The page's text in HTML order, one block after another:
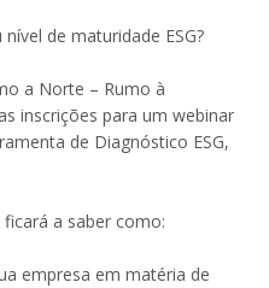
de maturidade ESG?
a Norte – Rumo à
inscrições para um webinar
de Diagnóstico ESG,
a saber como:
empresa em matéria de